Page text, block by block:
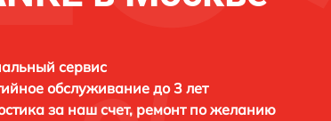
сервис
обслуживание до 3 лет
за наш счет, ремонт по желанию